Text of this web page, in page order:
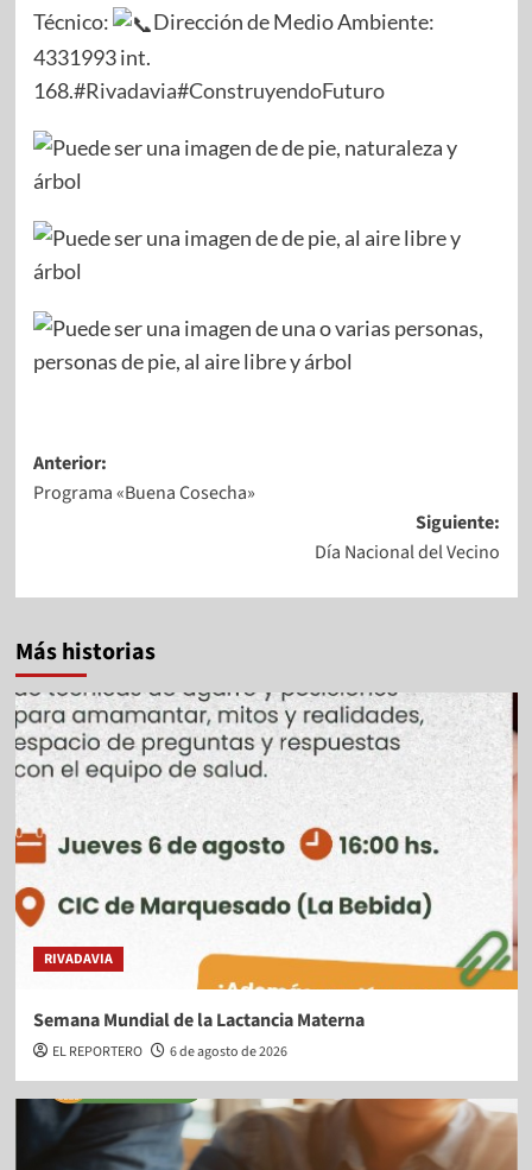
Técnico:
Dirección de Medio Ambiente:
4331993 int.
168.#Rivadavia#ConstruyendoFuturo
Anterior:
Programa «Buena Cosecha»
Siguiente:
Día Nacional del Vecino
Más historias
RIVADAVIA
Semana Mundial de la Lactancia Materna
EL REPORTERO 6 de agosto de 2026